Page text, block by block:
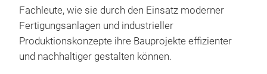
Fachleute, wie sie durch den Einsatz moderner
Fertigungsanlagen und industrieller
Produktionskonzepte ihre Bauprojekte effizienter
und nachhaltiger gestalten können.